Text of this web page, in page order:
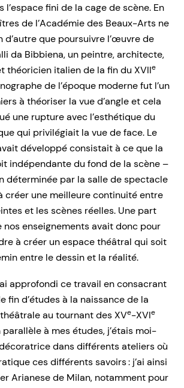
l’espace fini de la cage de scène. En
de l’Académie des Beaux-Arts ne
d’autre que poursuivre l’œuvre de
da Bibbiena, un peintre, architecte,
théoricien italien de la fin du XVIIe
de l’époque moderne fut l’un
à théoriser la vue d’angle et cela
une rupture avec l’esthétique du
qui privilégiait la vue de face. Le
développé consistait à ce que la
indépendante du fond de la scène –
déterminée par la salle de spectacle
créer une meilleure continuité entre
et les scènes réelles. Une part
enseignements avait donc pour
à créer un espace théâtral qui soit
entre le dessin et la réalité.
approfondi ce travail en consacrant
fin d’études à la naissance de la
au tournant des XVe-XVIe
parallèle à mes études, j’étais moi-
dans différents ateliers où
ces différents savoirs : j’ai ainsi
Arianese de Milan, notamment pour